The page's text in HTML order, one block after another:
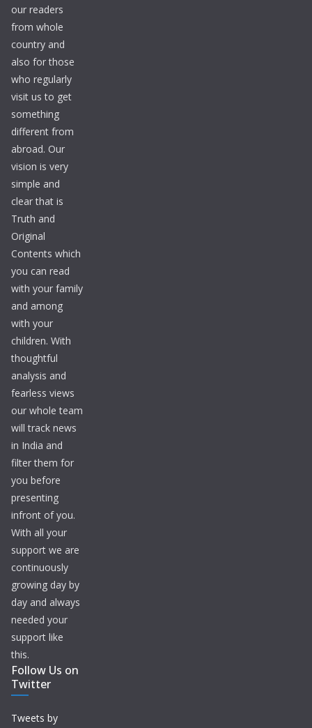
our readers
from whole
country and
also for those
who regularly
visit us to get
something
different from
abroad. Our
vision is very
simple and
clear that is
Truth and
Original
Contents which
you can read
with your family
and among
with your
children. With
thoughtful
analysis and
fearless views
our whole team
will track news
in India and
filter them for
you before
presenting
infront of you.
With all your
support we are
continuously
growing day by
day and always
needed your
support like
this.
Follow Us on
Twitter
Tweets by